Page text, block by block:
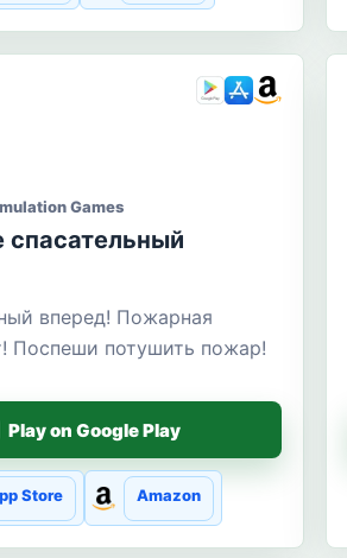
Games
вперед! Пожарная
Поспеши потушить пожар!
Play on Google Play
Store Amazon